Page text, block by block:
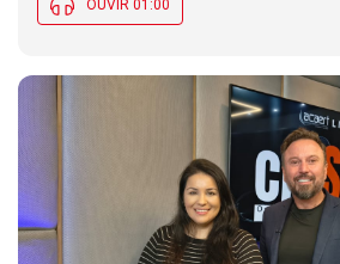
OUVIR 01:00